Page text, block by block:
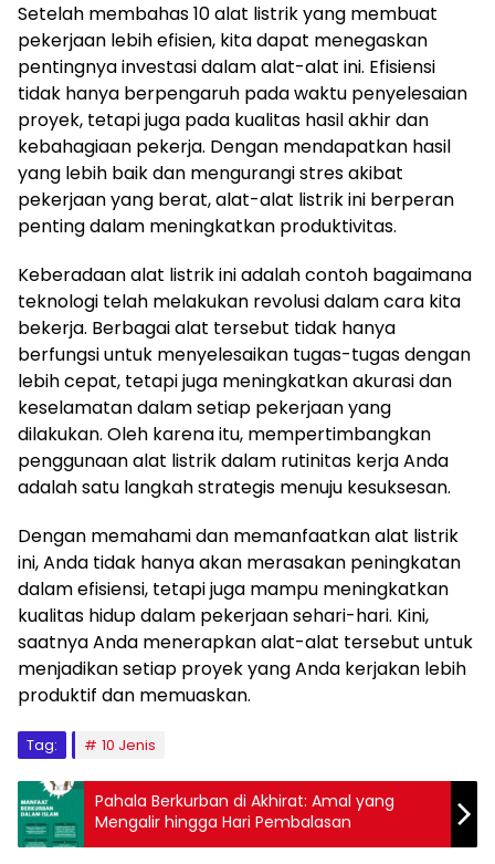
Setelah membahas 10 alat listrik yang membuat
pekerjaan lebih efisien, kita dapat menegaskan
pentingnya investasi dalam alat-alat ini. Efisiensi
tidak hanya berpengaruh pada waktu penyelesaian
proyek, tetapi juga pada kualitas hasil akhir dan
kebahagiaan pekerja. Dengan mendapatkan hasil
yang lebih baik dan mengurangi stres akibat
pekerjaan yang berat, alat-alat listrik ini berperan
penting dalam meningkatkan produktivitas.
Keberadaan alat listrik ini adalah contoh bagaimana
teknologi telah melakukan revolusi dalam cara kita
bekerja. Berbagai alat tersebut tidak hanya
berfungsi untuk menyelesaikan tugas-tugas dengan
lebih cepat, tetapi juga meningkatkan akurasi dan
keselamatan dalam setiap pekerjaan yang
dilakukan. Oleh karena itu, mempertimbangkan
penggunaan alat listrik dalam rutinitas kerja Anda
adalah satu langkah strategis menuju kesuksesan.
Dengan memahami dan memanfaatkan alat listrik
ini, Anda tidak hanya akan merasakan peningkatan
dalam efisiensi, tetapi juga mampu meningkatkan
kualitas hidup dalam pekerjaan sehari-hari. Kini,
saatnya Anda menerapkan alat-alat tersebut untuk
menjadikan setiap proyek yang Anda kerjakan lebih
produktif dan memuaskan.
Tag: 10 Jenis
Pahala Berkurban di Akhirat: Amal yang
Mengalir hingga Hari Pembalasan